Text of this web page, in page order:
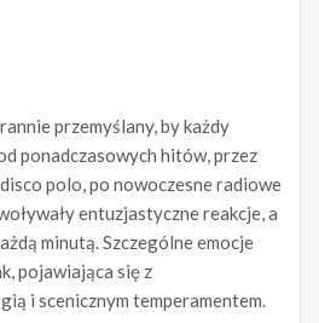
przemyślany, by każdy
ponadczasowych hitów, przez
polo, po nowoczesne radiowe
entuzjastyczne reakcje, a
minutą. Szczególne emocje
pojawiająca się z
i scenicznym temperamentem.